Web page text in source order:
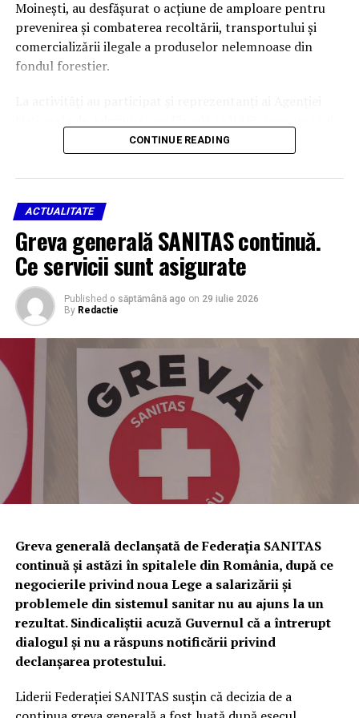
Moinești, au desfășurat o acțiune de amploare pentru
prevenirea și combaterea recoltării, transportului și
comercializării ilegale a produselor nelemnoase din
fondul forestier.
Gărzii Naționale de Mediu – Comisariatul Județean
338 de kilograme de trufe,
confiscate
În cadrul acțiunii, oamenii legii au verificat opt puncte
de achiziție a trufelor, patru societăți comerciale și au
legitimat 17 persoane.
În urma neregulilor constatate, polițiștii au aplicat o
sancțiune contravențională în valoare de
conform prevederilor Legii nr. 171/2010 privind
stabilirea și sancționarea contravențiilor silvice.
Totodată, a fost dispusă măsura complementară a
confiscării unei cantități de
338 de kilograme de trufe
evaluate la
81.120 de lei
Urmează verificări privind utilizarea
câinilor pentru identificarea
trufelor
Polițiștii au anunțat că, în perioada următoare,
specialiștii din cadrul Biroului pentru Protecția
Animalelor vor efectua controale privind respectarea
legislației referitoare la deținerea și utilizarea câinilor de
urmă folosiți la identificarea trufelor.
CONTINUE READING
ACTUALITATE
Greva generală SANITAS continuă.
Ce servicii sunt asigurate
Published o săptămână ago on 29 iulie 2026
By Redactie
Greva generală declanșată de Federația SANITAS
continuă și astăzi în spitalele din România, după ce
negocierile privind noua Lege a salarizării și
problemele din sistemul sanitar nu au ajuns la un
rezultat. Sindicaliștii acuză Guvernul că a întrerupt
dialogul și nu a răspuns notificării privind
declanșarea protestului.
Liderii Federației SANITAS susțin că decizia de a